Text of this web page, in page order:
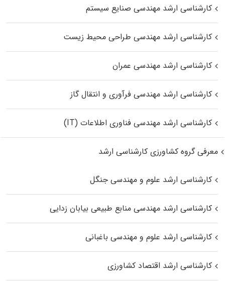
کارشناسی ارشد مهندسی صنایع سیستم
کارشناسی ارشد مهندسی طراحی محیط زیست
کارشناسی ارشد مهندسی عمران
کارشناسی ارشد مهندسی فرآوری و انتقال گاز
کارشناسی ارشد مهندسی فناوری اطلاعات (IT)
معرفی گروه کشاورزی کارشناسی ارشد
کارشناسی ارشد علوم و مهندسی جنگل
کارشناسی ارشد مهندسی منابع طبیعی بیابان زدایی
کارشناسی ارشد علوم و مهندسی باغبانی
کارشناسی ارشد اقتصاد کشاورزی